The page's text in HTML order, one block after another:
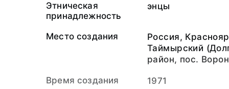
Этническая
принадлежность
энцы
Место создания
Россия,
Таймырский
район, пос.
Время создания 1971